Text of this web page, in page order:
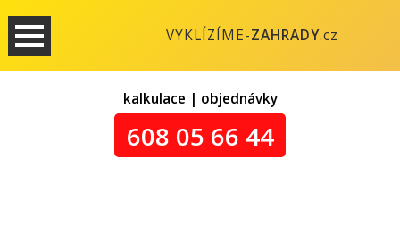
VYKLÍZÍME-ZAHRADY.cz
kalkulace | objednávky
608 05 66 44